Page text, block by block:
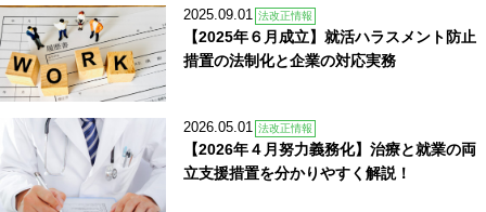
2025.09.01 法改正情報
【2025年６月成立】就活ハラスメント防止
措置の法制化と企業の対応実務
2026.05.01 法改正情報
【2026年４月努力義務化】治療と就業の両
立支援措置を分かりやすく解説！